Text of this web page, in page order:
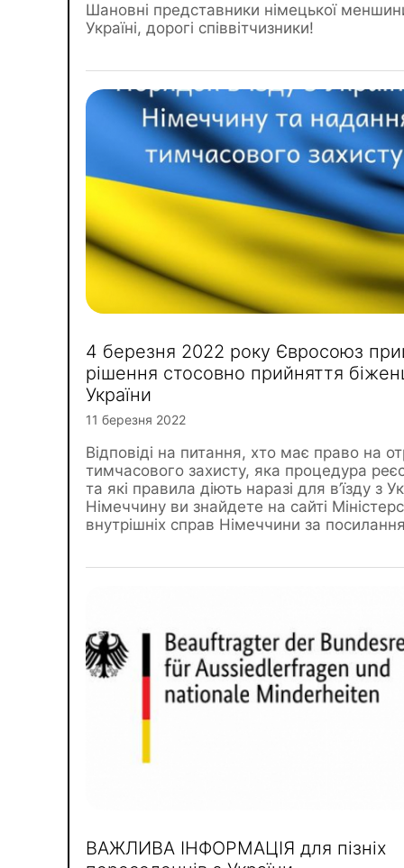
Шановні представники німецької
Україні, дорогі співвітчизники!
4 березня 2022 року Євросоюз
рішення стосовно прийняття
України
11 березня 2022
Відповіді на питання, хто має право на
тимчасового захисту, яка процедура
та які правила діють наразі для в’їзду з
Німеччину ви знайдете на сайті
внутрішніх справ Німеччини за
ВАЖЛИВА ІНФОРМАЦІЯ для пізніх